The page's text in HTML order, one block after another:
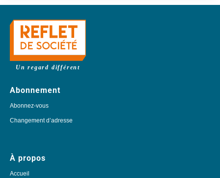
Un regard différent
Abonnement
Abonnez-vous
Changement d’adresse
À propos
Accueil